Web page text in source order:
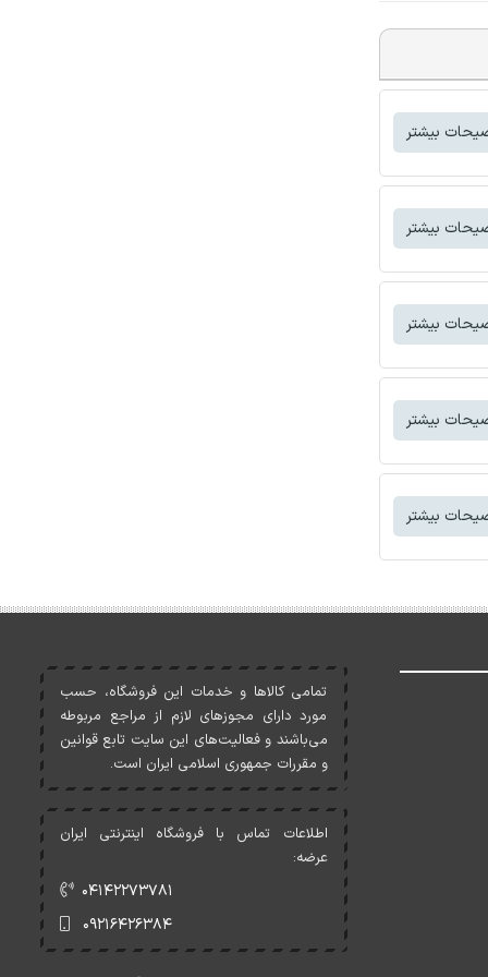
بیشتر
بیشتر
بیشتر
بیشتر
بیشتر
تمامی کالاها و خدمات اين فروشگاه، حسب
مورد دارای مجوزهای لازم از مراجع مربوطه
می‌باشند و فعاليت‌های اين سايت تابع قوانين
و مقررات جمهوری اسلامی ايران است.
اطلاعات تماس با فروشگاه اینترنتی ایران
عرضه:
۰۴۱۴۲۲۷۳۷۸۱
۰۹۲۱۶۴۲۶۳۸۴